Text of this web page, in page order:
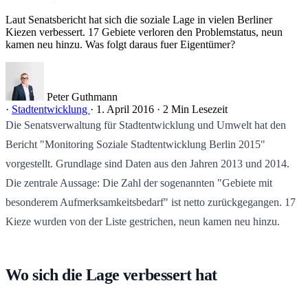
Laut Senatsbericht hat sich die soziale Lage in vielen Berliner
Kiezen verbessert. 17 Gebiete verloren den Problemstatus, neun
kamen neu hinzu. Was folgt daraus fuer Eigentümer?
Peter Guthmann
· Stadtentwicklung · 1. April 2016 · 2 Min Lesezeit
Die Senatsverwaltung für Stadtentwicklung und Umwelt hat den
Bericht "Monitoring Soziale Stadtentwicklung Berlin 2015"
vorgestellt. Grundlage sind Daten aus den Jahren 2013 und 2014.
Die zentrale Aussage: Die Zahl der sogenannten "Gebiete mit
besonderem Aufmerksamkeitsbedarf" ist netto zurückgegangen. 17
Kieze wurden von der Liste gestrichen, neun kamen neu hinzu.
Wo sich die Lage verbessert hat